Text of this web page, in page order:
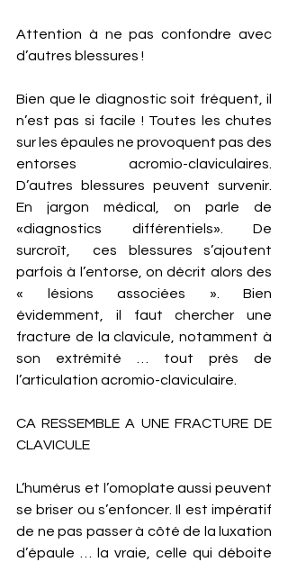
Attention à ne pas confondre avec
d’autres blessures !
Bien que le diagnostic soit fréquent, il
n’est pas si facile ! Toutes les chutes
sur les épaules ne provoquent pas des
entorses acromio-claviculaires.
D’autres blessures peuvent survenir.
En jargon médical, on parle de
«diagnostics différentiels». De
surcroît,  ces blessures s’ajoutent
parfois à l’entorse, on décrit alors des
« lésions associées ». Bien
évidemment, il faut chercher une
fracture de la clavicule, notamment à
son extrémité … tout près de
l’articulation acromio-claviculaire.
CA RESSEMBLE A UNE FRACTURE DE
CLAVICULE
L’humérus et l’omoplate aussi peuvent
se briser ou s’enfoncer. Il est impératif
de ne pas passer à côté de la luxation
d’épaule … la vraie, celle qui déboite